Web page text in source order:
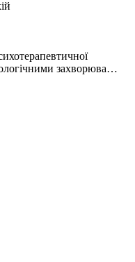
захворюва…